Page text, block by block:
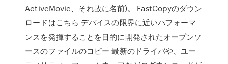
ActiveMovie、それ故に名前)。 FastCopyのダウン
ロードはこちら デバイスの限界に近いパフォーマ
ンスを発揮することを目的に開発されたオープンソ
ースのファイルのコピー 最新のドライバや、ユー